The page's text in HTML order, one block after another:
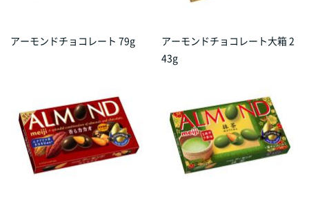
アーモンドチョコレート 79g
アーモンドチョコレート大箱 2
43g